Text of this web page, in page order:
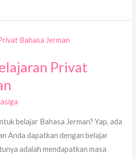
Privat
belajar Bahasa Jerman? Yap, ada
Anda dapatkan dengan belajar
adalah mendapatkan masa